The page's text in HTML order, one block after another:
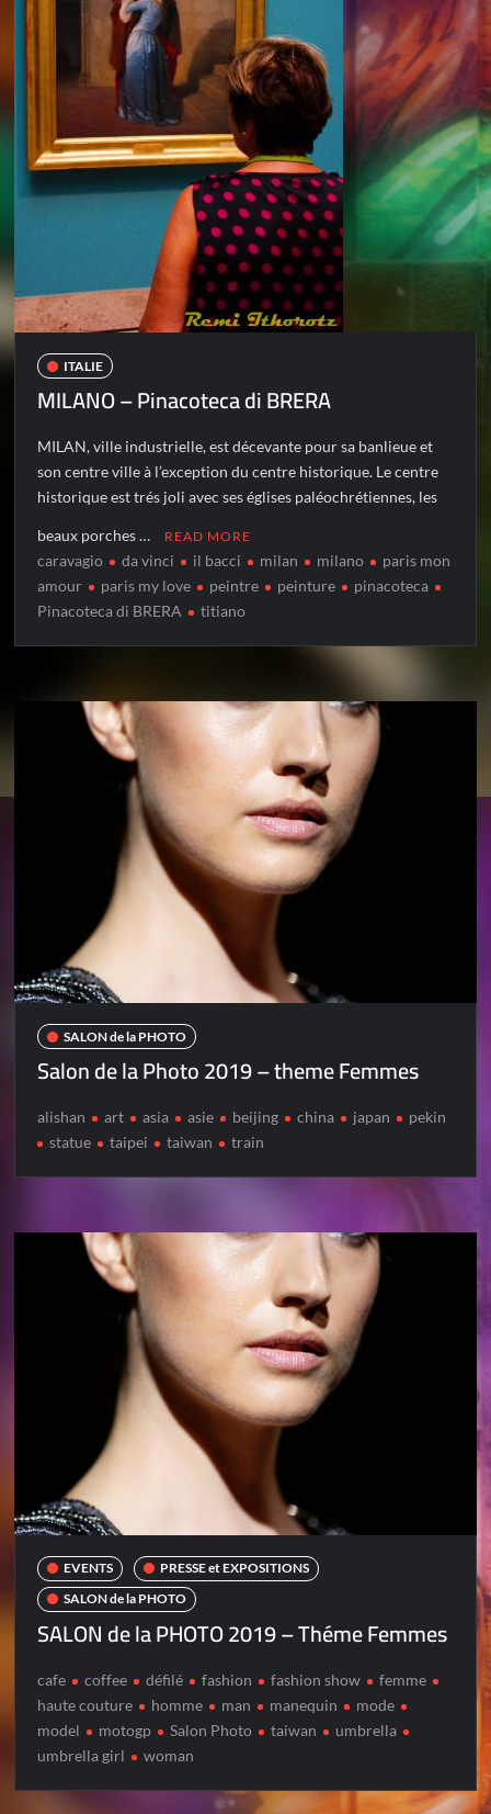
ITALIE
MILANO – Pinacoteca di BRERA
MILAN, ville industrielle, est décevante pour sa banlieue et
son centre ville à l’exception du centre historique. Le centre
historique est trés joli avec ses églises paléochrétiennes, les
beaux porches … READ MORE
caravagio da vinci il bacci milan milano
paris mon
amour
paris my love peintre peinture
pinacoteca
Pinacoteca di BRERA
titiano
SALON de la PHOTO
Salon de la Photo 2019 – theme Femmes
alishan art asia asie beijing china japan
pekin
statue
taipei taiwan train
EVENTS
PRESSE et EXPOSITIONS
SALON de la PHOTO
SALON de la PHOTO 2019 – Théme Femmes
cafe coffee défilé fashion fashion show
femme
haute couture
homme man manequin
mode
model
motogp Salon Photo taiwan
umbrella
umbrella girl
woman